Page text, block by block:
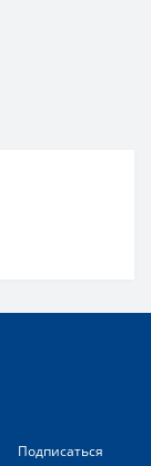
Подписаться